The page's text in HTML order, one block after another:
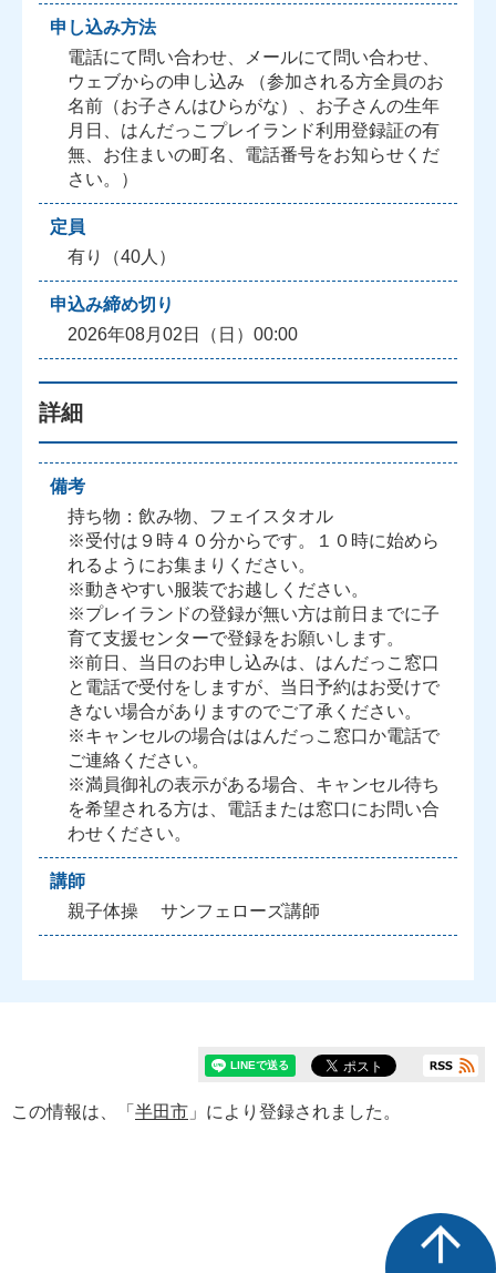
申し込み方法
電話にて問い合わせ、メールにて問い合わせ、
ウェブからの申し込み （参加される方全員のお
名前（お子さんはひらがな）、お子さんの生年
月日、はんだっこプレイランド利用登録証の有
無、お住まいの町名、電話番号をお知らせくだ
さい。）
定員
有り（40人）
申込み締め切り
2026年08月02日（日）00:00
詳細
備考
持ち物：飲み物、フェイスタオル
※受付は９時４０分からです。１０時に始めら
れるようにお集まりください。
※動きやすい服装でお越しください。
※プレイランドの登録が無い方は前日までに子
育て支援センターで登録をお願いします。
※前日、当日のお申し込みは、はんだっこ窓口
と電話で受付をしますが、当日予約はお受けで
きない場合がありますのでご了承ください。
※キャンセルの場合ははんだっこ窓口か電話で
ご連絡ください。
※満員御礼の表示がある場合、キャンセル待ち
を希望される方は、電話または窓口にお問い合
わせください。
講師
親子体操 サンフェローズ講師
この情報は、「 半田市 」により登録されました。